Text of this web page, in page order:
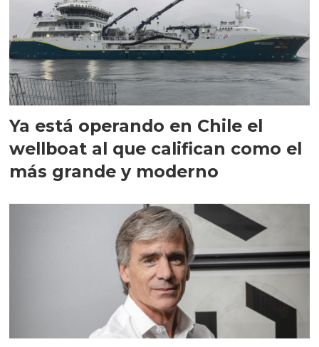
Ya está operando en Chile el
wellboat al que califican como el
más grande y moderno